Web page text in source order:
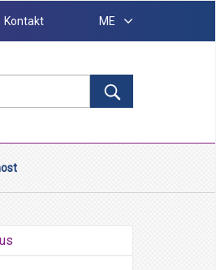
Kontakt ME